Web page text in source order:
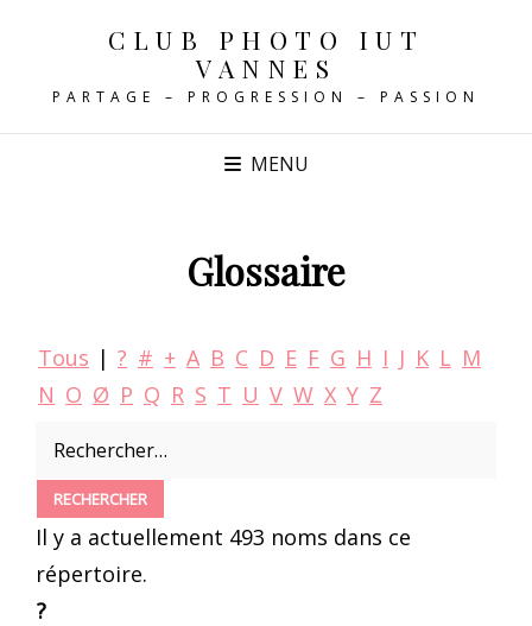
CLUB PHOTO IUT
VANNES
PARTAGE – PROGRESSION – PASSION
MENU
Glossaire
Tous | ? # + A B C D E F G H I J K L M
N O Ø P Q R S T U V W X Y Z
Il y a actuellement 493 noms dans ce
répertoire.
?